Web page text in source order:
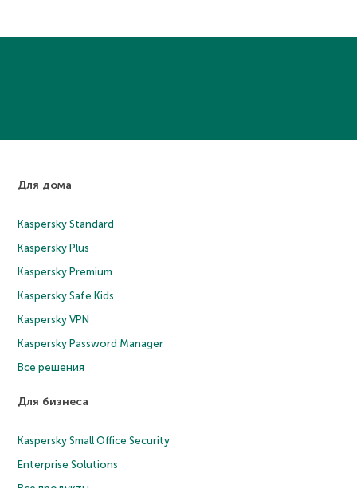
Для дома
Kaspersky Standard
Kaspersky Plus
Kaspersky Premium
Kaspersky Safe Kids
Kaspersky VPN
Kaspersky Password Manager
Все решения
Для бизнеса
Kaspersky Small Office Security
Enterprise Solutions